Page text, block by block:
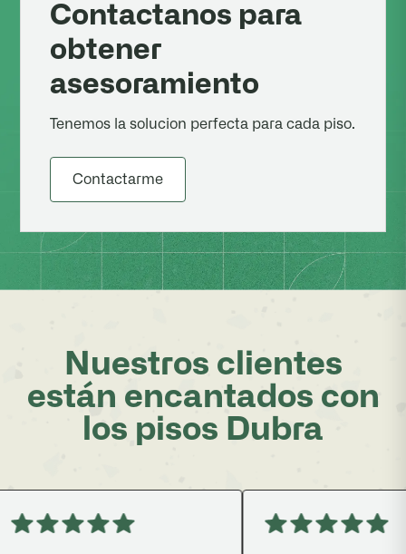
Contactanos para
obtener
asesoramiento
Tenemos la solucion perfecta para cada piso.
Contactarme
Nuestros clientes
están encantados con
los pisos Dubra